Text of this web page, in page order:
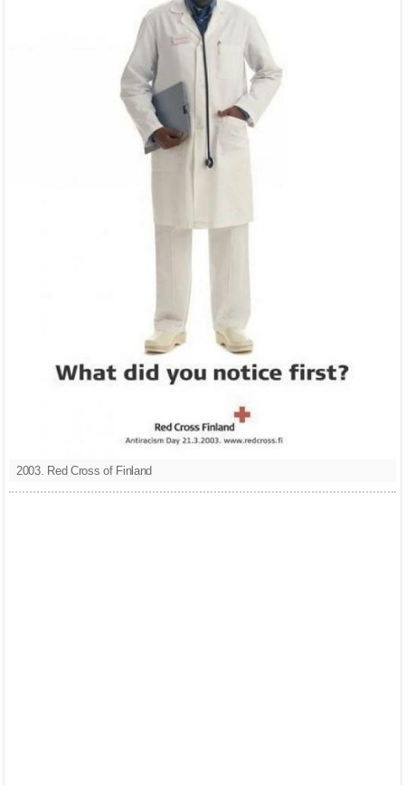
2003. Red Cross of Finland